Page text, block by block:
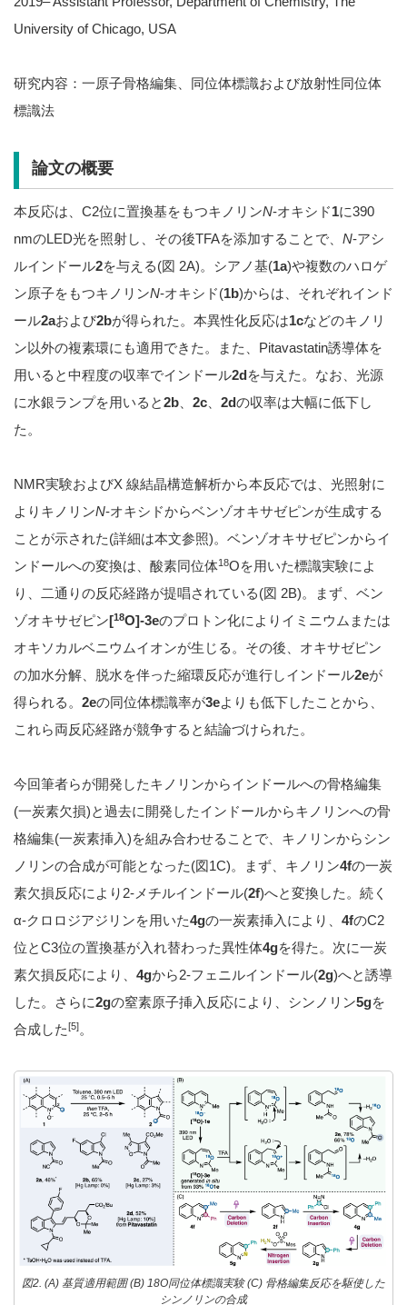
University of Chicago, USA
研究内容：一原子骨格編集、同位体標識および放射性同位体
標識法
論文の概要
本反応は、C2位に置換基をもつキノリンN-オキシド1に390
nmのLED光を照射し、その後TFAを添加することで、 N-アシ
ルインドール2を与える(図 2A)。シアノ基(1a)や複数のハロゲ
ン原子をもつキノリンN-オキシド(1b)からは、それぞれインド
ール2aおよび2bが得られた。本異性化反応は1cなどのキノリ
ン以外の複素環にも適用できた。また、Pitavastatin誘導体を
用いると中程度の収率でインドール2d を与えた。なお、光源
に水銀ランプを用いると2b、 2c、 2dの収率は大幅に低下し
た。
NMR実験およびX 線結晶構造解析から本反応では、光照射に
よりキノリンN-オキシドからベンゾオキサゼピンが生成する
ことが示された(詳細は本文参照)。ベンゾオキサゼピンからイ
ンドールへの変換は、酸素同位体18Oを用いた標識実験によ
り、二通りの反応経路が提唱されている(図 2B)。まず、ベン
ゾオキサゼピン[18O]-3eのプロトン化によりイミニウムまたは
オキソカルベニウムイオンが生じる。その後、オキサゼピン
の加水分解、脱水を伴った縮環反応が進行しインドール2eが
得られる。 2eの同位体標識率が3eよりも低下したことから、
これら両反応経路が競争すると結論づけられた。
今回筆者らが開発したキノリンからインドールへの骨格編集
(一炭素欠損)と過去に開発したインドールからキノリンへの骨
格編集(一炭素挿入)を組み合わせることで、キノリンからシン
ノリンの合成が可能となった(図1C)。まず、キノリン4fの一炭
素欠損反応により2-メチルインドール(2f)へと変換した。続く
α-クロロジアジリンを用いた4gの一炭素挿入により、 4fのC2
位とC3位の置換基が入れ替わった異性体4gを得た。次に一炭
素欠損反応により、 4gから2-フェニルインドール(2g)へと誘導
した。さらに2gの窒素原子挿入反応により、シンノリン5gを
合成した[5]。
図2. (A) 基質適用範囲 (B) 18O同位体標識実験 (C) 骨格編集反応を駆使した
シンノリンの合成